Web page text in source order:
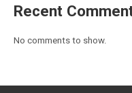
Recent
No comments to show.